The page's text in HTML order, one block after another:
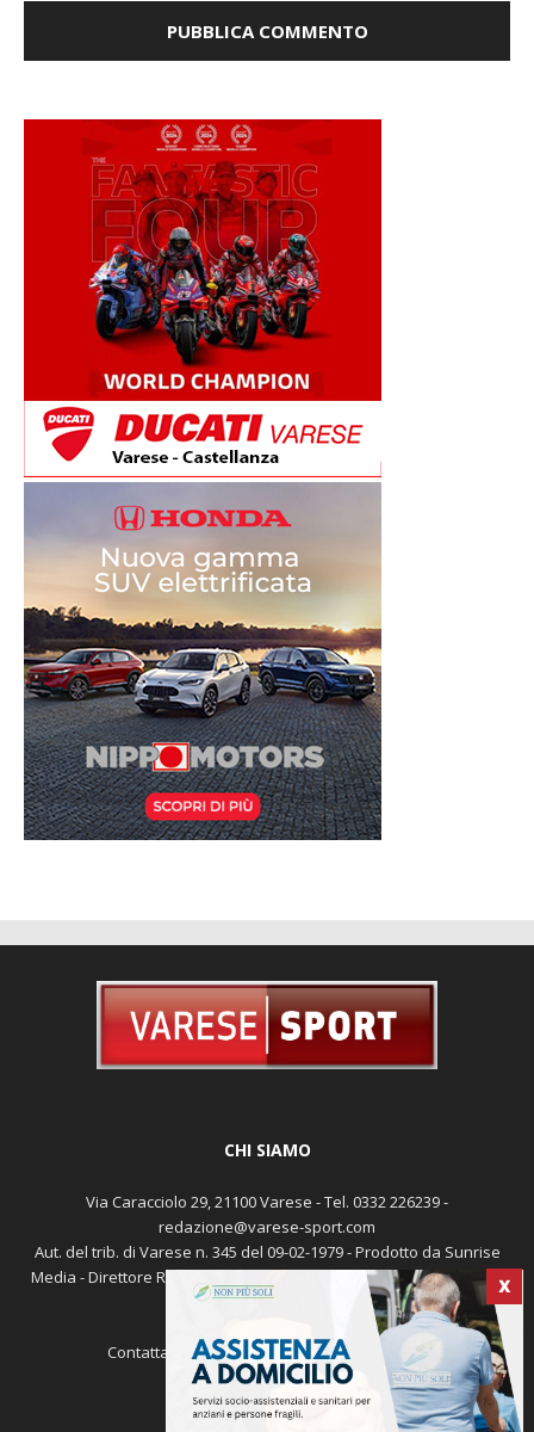
X
CHI SIAMO
Via Caracciolo 29, 21100 Varese - Tel. 0332 226239 -
redazione@varese-sport.com
Aut. del trib. di Varese n. 345 del 09-02-1979 - Prodotto da Sunrise
Media - Direttore Responsabile: Michele Marocco -Cookie policy
Pubblicità
redazione@varese-sport.com